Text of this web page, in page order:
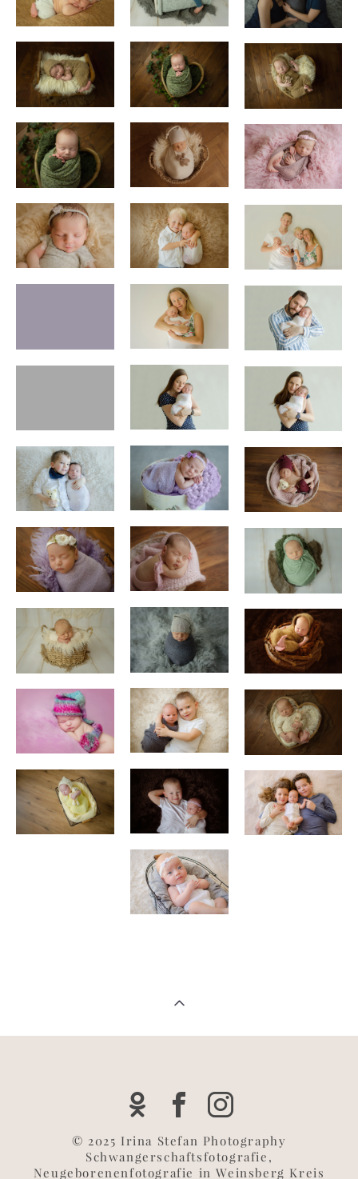
© 2025 Irina Stefan Photography
Schwangerschaftsfotografie,
Neugeborenenfotografie in Weinsberg Kreis